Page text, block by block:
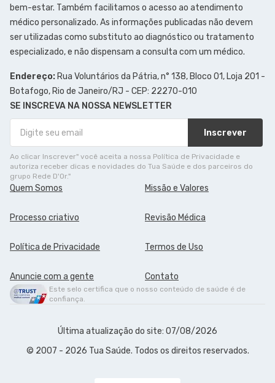
bem-estar. Também facilitamos o acesso ao atendimento
médico personalizado. As informações publicadas não devem
ser utilizadas como substituto ao diagnóstico ou tratamento
especializado, e não dispensam a consulta com um médico.
Endereço: Rua Voluntários da Pátria, n° 138, Bloco 01, Loja 201 -
Botafogo, Rio de Janeiro/RJ - CEP: 22270-010
SE INSCREVA NA NOSSA NEWSLETTER
Inscrever
Ao clicar Inscrever" você aceita a nossa Política de Privacidade e
autoriza receber dicas e novidades do Tua Saúde e dos parceiros do
grupo Rede D'Or."
Quem Somos Missão e Valores
Processo criativo Revisão Médica
Política de Privacidade Termos de Uso
Anuncie com a gente Contato
Este selo certifica que o nosso conteúdo de saúde é de
confiança.
Última atualização do site: 07/08/2026
© 2007 - 2026 Tua Saúde. Todos os direitos reservados.